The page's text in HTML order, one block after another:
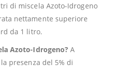
di miscela Azoto-Idrogeno
nettamente superiore
da 1 litro.
Azoto-Idrogeno? A
presenza del 5% di